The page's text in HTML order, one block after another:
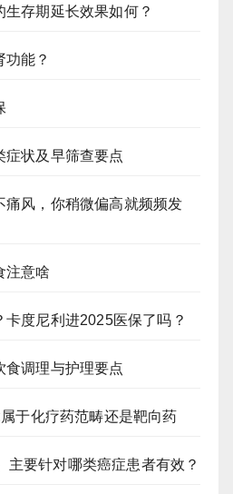
存期延长效果如何？
能？
症状及早筛查要点
痛风，你稍微偏高就频频发
注意啥
度尼利进2025医保了吗？
食调理与护理要点
于化疗药范畴还是靶向药
主要针对哪类癌症患者有效？